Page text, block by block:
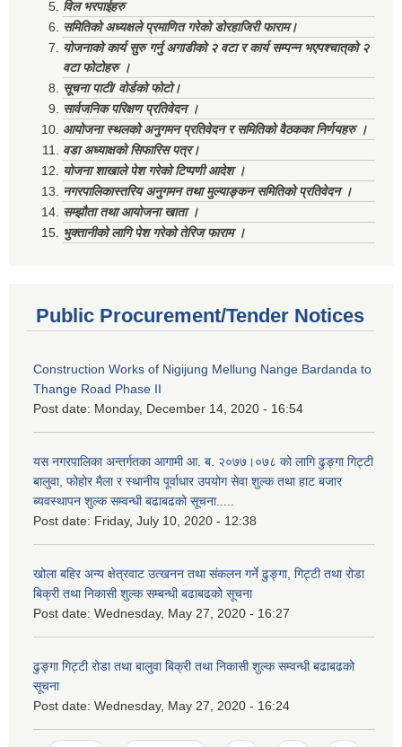
विल भरपाईहरु
समितिको अध्यक्षले प्रमाणित गरेको डोरहाजिरी फाराम।
योजनाको कार्य सुरु गर्नु अगाडीको २ वटा र कार्य सम्पन्न भएपश्चात्‌को २
वटा फोटोहरु ।
सूचना पाटी/ वोर्डको फोटो।
सार्वजनिक परिक्षण प्रतिवेदन ।
आयोजना स्थलको अनुगमन प्रतिवेदन र समितिको वैठकका निर्णयहरु ।
वडा अध्याक्षको सिफारिस पत्र।
योजना शाखाले पेश गरेको टिप्पणी आदेश ।
नगरपालिकास्तरिय अनुगमन तथा मुल्याङ्कन समितिको प्रतिवेदन ।
सम्झौता तथा आयोजना खाता ।
भुक्तानीको लागि पेश गरेको तेरिज फाराम ।
Public Procurement/Tender Notices
Construction Works of Nigijung Mellung Nange Bardanda to
Thange Road Phase II
Post date: Monday, December 14, 2020 - 16:54
यस नगरपालिका अन्तर्गतका आगामी आ. ब. २०७७।०७८ को लागि ढुङ्गा गिट्टी
बालुवा, फोहोर मैला र स्थानीय पूर्वाधार उपयोग सेवा शुल्क तथा हाट बजार
ब्यवस्थापन शुल्क सम्वन्धी बढाबढको सूचना.....
Post date: Friday, July 10, 2020 - 12:38
खोला बहिर अन्य क्षेत्रवाट उत्खनन तथा संकलन गर्ने ढुङ्गा, गिट्टी तथा रोडा
बिक्री तथा निकासी शुल्क सम्बन्धी बढाबढको सूचना
Post date: Wednesday, May 27, 2020 - 16:27
ढुङ्गा गिट्टी रोडा तथा बालुवा बिक्री तथा निकासी शुल्क सम्वन्धी बढाबढको
सूचना
Post date: Wednesday, May 27, 2020 - 16:24